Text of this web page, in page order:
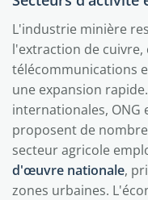
L'industrie minière
l'extraction de cuivre,
télécommunications
une expansion
internationales, ONG
proposent de
secteur agricole
d'œuvre nationale,
zones urbaines.